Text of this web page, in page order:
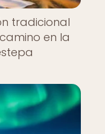
tradicional
en la